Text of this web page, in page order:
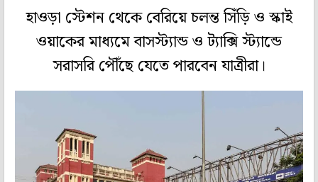
হাওড়া স্টেশন থেকে বেরিয়ে চলন্ত সিঁড়ি ও স্কাই
ওয়াকের মাধ্যমে বাসস্ট্যান্ড ও ট্যাক্সি স্ট্যান্ডে
সরাসরি পৌঁছে যেতে পারবেন যাত্রীরা।